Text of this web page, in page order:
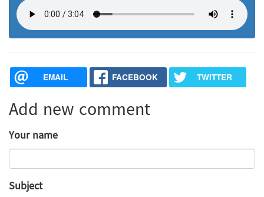
EMAIL FACEBOOK TWITTER
Add new comment
Your name
Subject